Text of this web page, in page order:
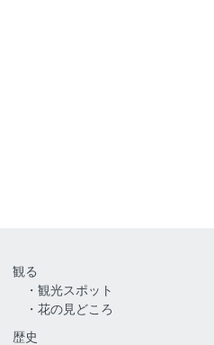
観る
観光スポット
花の見どころ
歴史